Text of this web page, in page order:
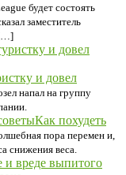
будет состоять
заместитель
[…]
и довел
напал на группу
Как похудеть
пора перемен и,
снижения веса.